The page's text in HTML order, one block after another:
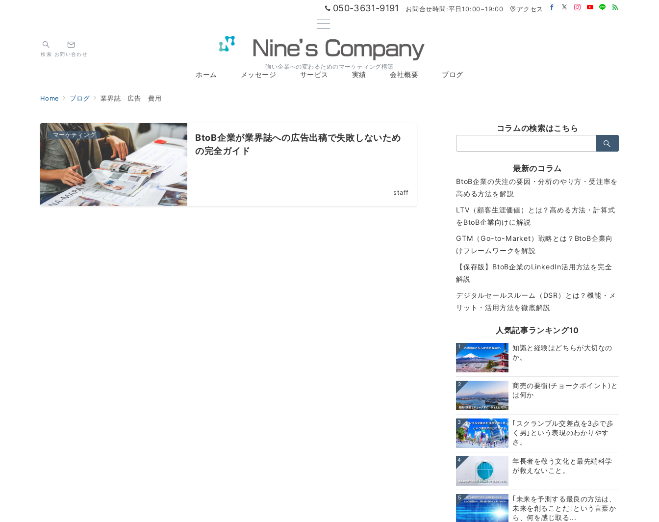
050-3631-9191 お問合せ時間:平日10:00~19:00 アクセス
強い企業への変わるためのマーケティング構築
検索 お問い合わせ
ホーム メッセージ サービス 実績 会社概要 ブログ
Home ブログ 業界誌 広告 費用
マーケティング
BtoB企業が業界誌への広告出稿で失敗しないため
の完全ガイド
staff
コラムの検索はこちら
索：
最新のコラム
BtoB企業の失注の要因・分析のやり方・受注率を
高める方法を解説
LTV（顧客生涯価値）とは？高める方法・計算式
をBtoB企業向けに解説
GTM（Go-to-Market）戦略とは？BtoB企業向
けフレームワークを解説
【保存版】BtoB企業のLinkedIn活用方法を完全
解説
デジタルセールスルーム（DSR）とは？機能・メ
リット・活用方法を徹底解説
人気記事ランキング10
1
知識と経験はどちらが大切なの
か。
2
商売の要衝(チョークポイント)と
は何か
3
｢スクランブル交差点を3歩で歩
く男｣という表現のわかりやす
さ。
4
年長者を敬う文化と最先端科学
が救えないこと。
5
｢未来を予測する最良の方法は、
未来を創ることだ｣という言葉か
ら、何を感じ取る...